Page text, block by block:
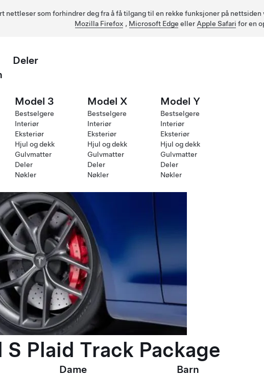
nettleser som forhindrer deg fra å få tilgang til en rekke funksjoner på
Mozilla Firefox , Microsoft Edge eller Apple Safari for en
Deler
Model 3
Bestselgere
Interiør
Eksteriør
Hjul og dekk
Gulvmatter
Deler
Nøkler
Model X
Bestselgere
Interiør
Eksteriør
Hjul og dekk
Gulvmatter
Deler
Nøkler
Model Y
Bestselgere
Interiør
Eksteriør
Hjul og dekk
Gulvmatter
Deler
Nøkler
S Plaid Track Package
Dame Barn